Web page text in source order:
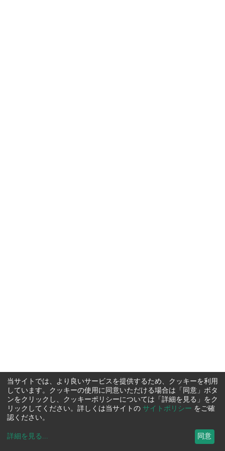
当サイトでは、より良いサービスを提供するため、クッキーを利用
しています。クッキーの使用に同意いただける場合は「同意」ボタ
ンをクリックし、クッキーポリシーについては「詳細を見る」をク
リックしてください。詳しくは当サイトの サイトポリシー をご確
認ください。
詳細を見る ... 同意